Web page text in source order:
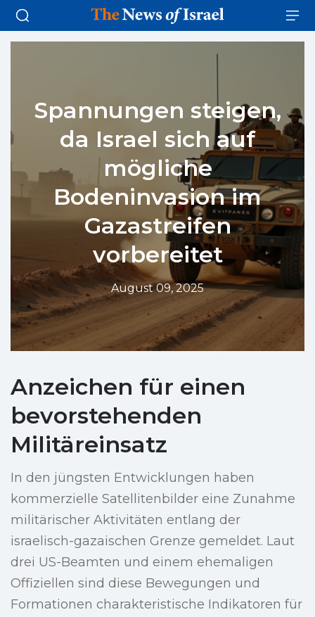
Spannungen steigen,
da Israel sich auf
mögliche
Bodeninvasion im
Gazastreifen
vorbereitet
August 09, 2025
Anzeichen für einen
bevorstehenden
Militäreinsatz
In den jüngsten Entwicklungen haben
kommerzielle Satellitenbilder eine Zunahme
militärischer Aktivitäten entlang der
israelisch-gazaischen Grenze gemeldet. Laut
drei US-Beamten und einem ehemaligen
Offiziellen sind diese Bewegungen und
Formationen charakteristische Indikatoren für